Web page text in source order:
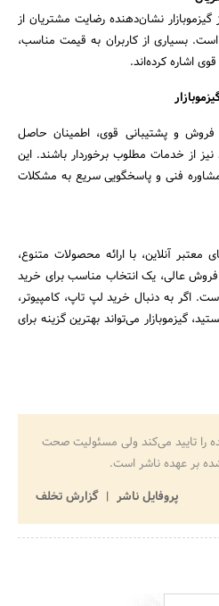
نشان‌دهنده رضایت مشتریان از
بسیاری از کاربران به قیمت مناسب،
اشاره کرده‌اند.
فروش و پشتیبانی قوی، اطمینان حاصل
از خدمات مطلوب برخوردار باشند. این
فنی و پاسخگویی سریع به مشکلات
معتبر آنلاین، با ارائه محصولات متنوع،
عالی، یک انتخاب مناسب برای خرید
اگر به دنبال خرید لپ تاپ، کامپیوتر،
گیزموبازار می‌تواند بهترین گزینه برای
را تایید می‌کند ولی مسئولیت صحت
بر عهده ناشر است.
پروفایل ناشر
گزارش تخلف